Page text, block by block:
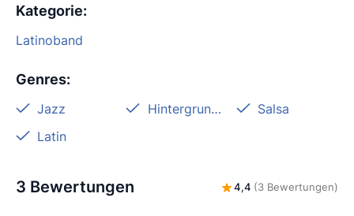
Kategorie:
Latinoband
Genres:
Jazz Hintergrundmusik
Salsa
Latin
3 Bewertungen 4,4 (3 Bewertungen)